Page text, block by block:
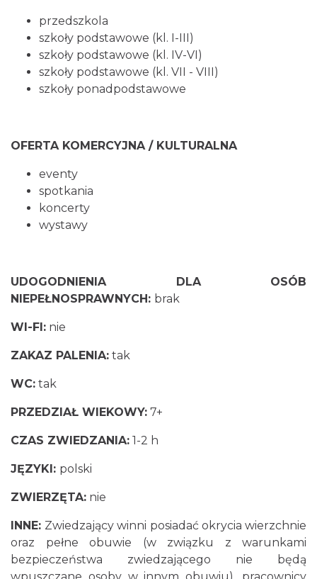
przedszkola
szkoły podstawowe (kl. I-III)
szkoły podstawowe (kl. IV-VI)
szkoły podstawowe (kl. VII - VIII)
szkoły ponadpodstawowe
OFERTA KOMERCYJNA / KULTURALNA
eventy
spotkania
koncerty
wystawy
UDOGODNIENIA DLA OSÓB
NIEPEŁNOSPRAWNYCH: brak
WI-FI: nie
ZAKAZ PALENIA: tak
WC: tak
PRZEDZIAŁ WIEKOWY: 7+
CZAS ZWIEDZANIA: 1-2 h
JĘZYKI: polski
ZWIERZĘTA: nie
INNE: Zwiedzający winni posiadać okrycia wierzchnie
oraz pełne obuwie (w związku z warunkami
bezpieczeństwa zwiedzającego nie będą
wpuszczane osoby w innym obuwiu), pracownicy